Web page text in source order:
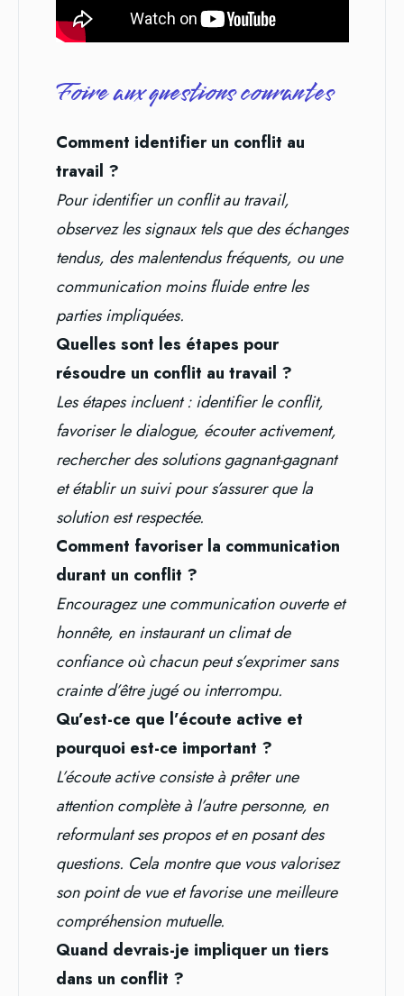
Foire aux questions courantes
Comment identifier un conflit au
travail ?
Pour identifier un conflit au travail,
observez les signaux tels que des échanges
tendus, des malentendus fréquents, ou une
communication moins fluide entre les
parties impliquées.
Quelles sont les étapes pour
résoudre un conflit au travail ?
Les étapes incluent : identifier le conflit,
favoriser le dialogue, écouter activement,
rechercher des solutions gagnant-gagnant
et établir un suivi pour s’assurer que la
solution est respectée.
Comment favoriser la communication
durant un conflit ?
Encouragez une communication ouverte et
honnête, en instaurant un climat de
confiance où chacun peut s’exprimer sans
crainte d’être jugé ou interrompu.
Qu’est-ce que l’écoute active et
pourquoi est-ce important ?
L’écoute active consiste à prêter une
attention complète à l’autre personne, en
reformulant ses propos et en posant des
questions. Cela montre que vous valorisez
son point de vue et favorise une meilleure
compréhension mutuelle.
Quand devrais-je impliquer un tiers
dans un conflit ?